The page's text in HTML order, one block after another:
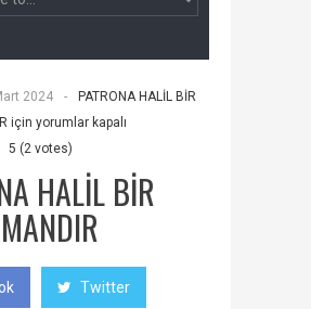
2024 -
PATRONA HALİL BİR
için yorumlar kapalı
5 (2 votes)
HALİL BİR
Twitter